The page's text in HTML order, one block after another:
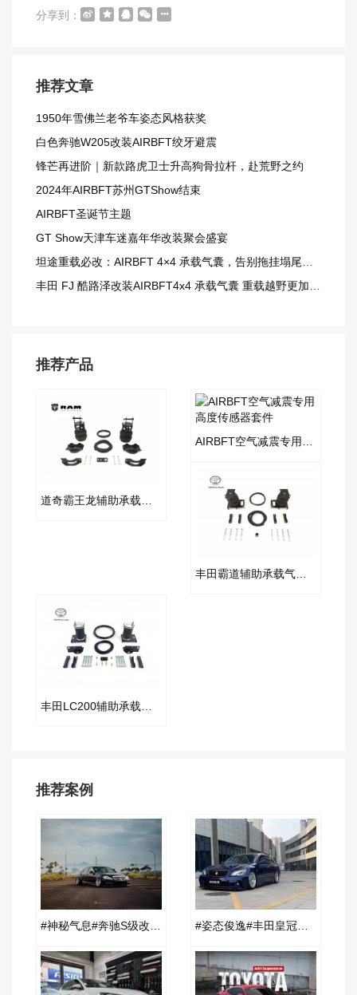
分享到：
推荐文章
1950年雪佛兰老爷车姿态风格获奖
白色奔驰W205改装AIRBFT绞牙避震
锋芒再进阶｜新款路虎卫士升高狗骨拉杆，赴荒野之约
2024年AIRBFT苏州GTShow结束
AIRBFT圣诞节主题
GT Show天津车迷嘉年华改装聚会盛宴
推荐产品
推荐案例